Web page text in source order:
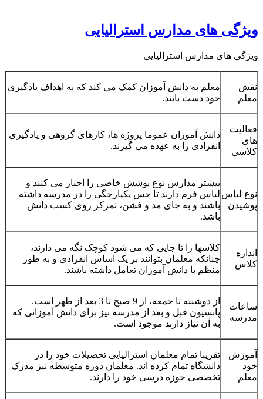
ویژگی های مدارس استرالیایی
ویژگی های مدارس استرالیایی
نقش
معلم
معلم به دانش آموزان کمک می کند که به اهداف یادگیری
خود دست یابند.
فعالیت
های
کلاسی
دانش آموزان عموما پروژه ها، کارهای گروهی و یادگیری
انفرادی را به عهده می گیرند.
نوع لباس
پوشیدن
بیشتر مدارس نوع پوشش خاصی را اجبار می کنند و
لباس فرم دارند تا حس یکپارچگی را در مدرسه داشته
باشند و به جای مد و فشن، تمرکز روی کسب دانش
باشد.
اندازه
کلاس
کلاسها را تا جایی که می شود کوچک نگه می دارند،
چنانکه معلمان بتوانند بر یک اساس انفرادی و به طور
منظم با دانش آموزان تعامل داشته باشند.
ساعات
مدرسه
از دوشنبه تا جمعه، از 9 صبح تا 3 بعد از ظهر است.
پانسیون قبل و بعد از مدرسه نیز برای دانش آموزانی که
به آن نیاز دارند موجود است.
آموزش
خود
معلم
تقریبا تمام معلمان استرالیایی تحصیلات خود را در
دانشگاه تمام کرده اند. معلمان دوره متوسطه نیز مدرک
تخصصی حوزه درسی خود را دارند.